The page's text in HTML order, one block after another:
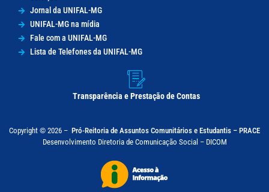
Jornal da UNIFAL-MG
UNIFAL-MG na mídia
Fale com a UNIFAL-MG
Lista de Telefones da UNIFAL-MG
Transparência e Prestação de Contas
Copyright © 2026 – Pró-Reitoria de Assuntos Comunitários e Estudantis – PRACE
Desenvolvimento Diretoria de Comunicação Social – DICOM